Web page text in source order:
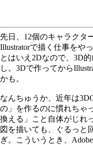
先日、12個のキャラクタ
Illustratorで描く仕事をや
とはいえ2Dなので、3D
し。3Dで作ってから
かも。
なんちゅうか、近年は
の」を作るのに慣れちゃ
換える」こと自体がじれ
図を描いても、ぐるっと
ぎ。こういうとき、